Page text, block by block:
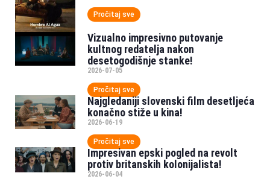
Pročitaj sve
Vizualno impresivno putovanje
kultnog redatelja nakon
desetogodišnje stanke!
2026-07-05
Pročitaj sve
Najgledaniji slovenski film desetljeća
konačno stiže u kina!
2026-06-19
Pročitaj sve
Impresivan epski pogled na revolt
protiv britanskih kolonijalista!
2026-06-04